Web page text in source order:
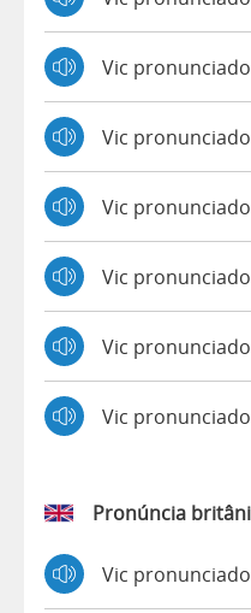
Vic
Vic
Vic
Vic
Vic
Vic
Pronúncia
Vic